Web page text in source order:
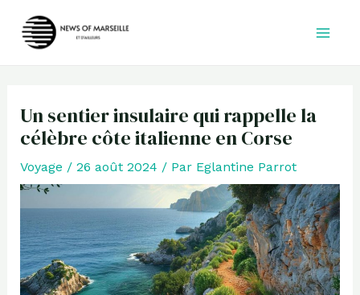
Un sentier insulaire qui rappelle la
célèbre côte italienne en Corse
Voyage / 26 août 2024 / Par Eglantine Parrot